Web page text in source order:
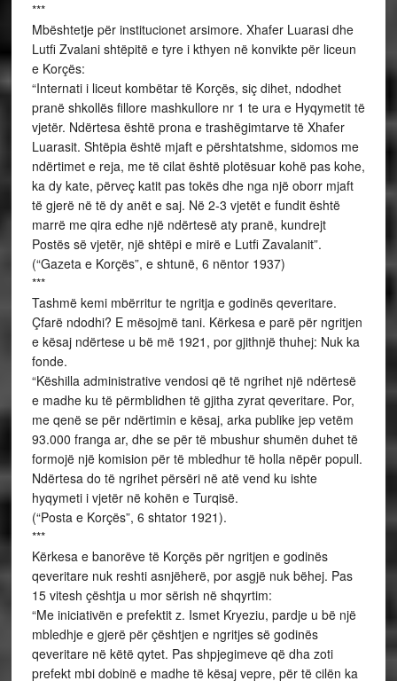
***
Mbështetje për institucionet arsimore. Xhafer Luarasi dhe
Lutfi Zvalani shtëpitë e tyre i kthyen në konvikte për liceun
e Korçës:
“Internati i liceut kombëtar të Korçës, siç dihet, ndodhet
pranë shkollës fillore mashkullore nr 1 te ura e Hyqymetit të
vjetër. Ndërtesa është prona e trashëgimtarve të Xhafer
Luarasit. Shtëpia është mjaft e përshtatshme, sidomos me
ndërtimet e reja, me të cilat është plotësuar kohë pas kohe,
ka dy kate, përveç katit pas tokës dhe nga një oborr mjaft
të gjerë në të dy anët e saj. Në 2-3 vjetët e fundit është
marrë me qira edhe një ndërtesë aty pranë, kundrejt
Postës së vjetër, një shtëpi e mirë e Lutfi Zavalanit”.
(“Gazeta e Korçës”, e shtunë, 6 nëntor 1937)
***
Tashmë kemi mbërritur te ngritja e godinës qeveritare.
Çfarë ndodhi? E mësojmë tani. Kërkesa e parë për ngritjen
e kësaj ndërtese u bë më 1921, por gjithnjë thuhej: Nuk ka
fonde.
“Këshilla administrative vendosi që të ngrihet një ndërtesë
e madhe ku të përmblidhen të gjitha zyrat qeveritare. Por,
me qenë se për ndërtimin e kësaj, arka publike jep vetëm
93.000 franga ar, dhe se për të mbushur shumën duhet të
formojë një komision për të mbledhur të holla nëpër popull.
Ndërtesa do të ngrihet përsëri në atë vend ku ishte
hyqymeti i vjetër në kohën e Turqisë.
(“Posta e Korçës”, 6 shtator 1921).
***
Kërkesa e banorëve të Korçës për ngritjen e godinës
qeveritare nuk reshti asnjëherë, por asgjë nuk bëhej. Pas
15 vitesh çështja u mor sërish në shqyrtim:
“Me iniciativën e prefektit z. Ismet Kryeziu, pardje u bë një
mbledhje e gjerë për çështjen e ngritjes së godinës
qeveritare në këtë qytet. Pas shpjegimeve që dha zoti
prefekt mbi dobinë e madhe të kësaj vepre, për të cilën ka